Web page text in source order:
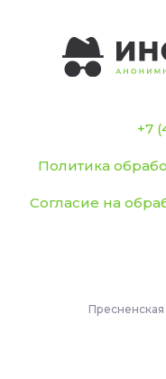
+7
Политика
Согласие на
Пресненская